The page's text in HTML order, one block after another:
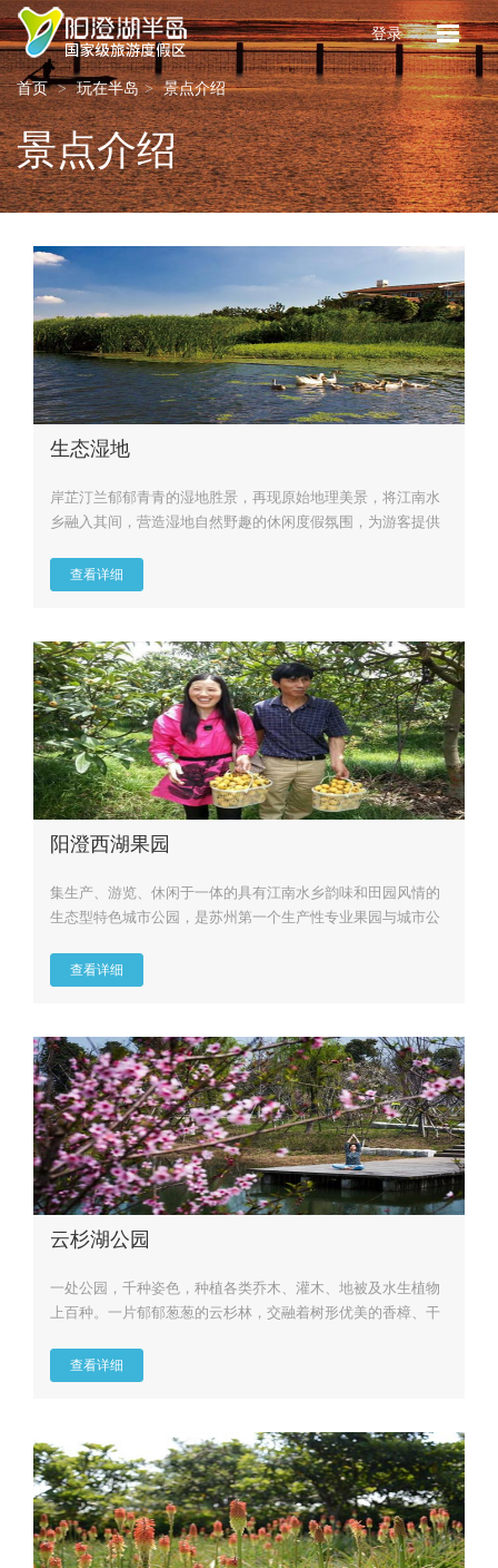
登录
首页 玩在半岛 景点介绍
景点介绍
生态湿地
岸芷汀兰郁郁青青的湿地胜景，再现原始地理美景，将江南水
乡融入其间，营造湿地自然野趣的休闲度假氛围，为游客提供
查看详细
阳澄西湖果园
集生产、游览、休闲于一体的具有江南水乡韵味和田园风情的
生态型特色城市公园，是苏州第一个生产性专业果园与城市公
查看详细
云杉湖公园
一处公园，千种姿色，种植各类乔木、灌木、地被及水生植物
上百种。一片郁郁葱葱的云杉林，交融着树形优美的香樟、干
查看详细